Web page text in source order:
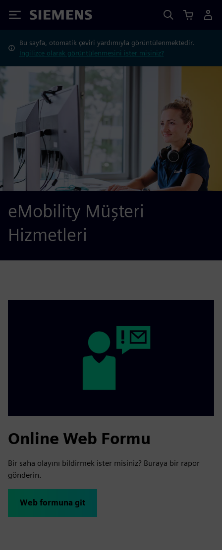
Siemens
Bu sayfa, otomatik çeviri yardımıyla görüntülenmektedir.
İngilizce olarak görüntülenmesini ister misiniz?
eMobility Müşteri
Hizmetleri
Online Web Formu
Bir saha olayını bildirmek ister misiniz? Buraya bir rapor
gönderin.
Web formuna git